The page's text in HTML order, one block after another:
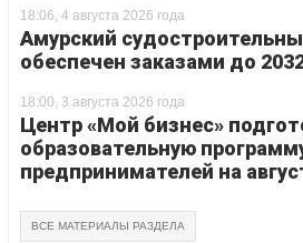
18:06, 4 августа 2026 года
Амурский
обеспечен заказами до
18:00, 3 августа 2026 года
Центр «Мой бизнес»
образовательную
предпринимателей на
ВСЕ МАТЕРИАЛЫ РАЗДЕЛА